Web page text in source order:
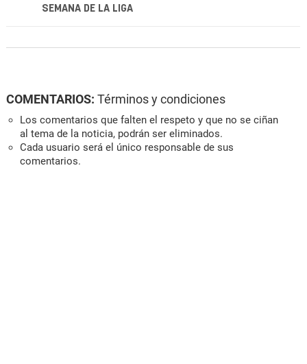
SEMANA DE LA LIGA
COMENTARIOS: Términos y condiciones
Los comentarios que falten el respeto y que no se ciñan
al tema de la noticia, podrán ser eliminados.
Cada usuario será el único responsable de sus
comentarios.